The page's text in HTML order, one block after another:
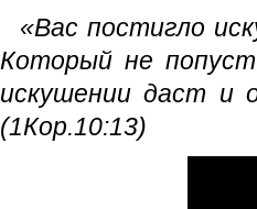
«Вас постигло
Который не
искушении даст и
(1Кор.10:13)